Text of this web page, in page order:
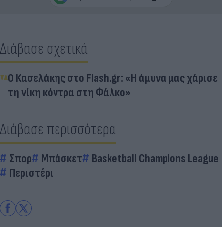
Διάβασε σχετικά
Ο Κασελάκης στο Flash.gr: «Η άμυνα μας χάρισε
τη νίκη κόντρα στη Φάλκο»
Διάβασε περισσότερα
Σπορ Μπάσκετ
Basketball Champions League
Περιστέρι